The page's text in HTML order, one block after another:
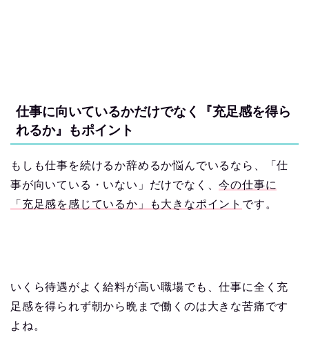
仕事に向いているかだけでなく『充足感を得ら
れるか』もポイント
もしも仕事を続けるか辞めるか悩んでいるなら、「仕
事が向いている・いない」だけでなく、今の仕事に
「充足感を感じているか」も大きなポイント です。
いくら待遇がよく給料が高い職場でも、仕事に全く充
足感を得られず朝から晩まで働くのは大きな苦痛です
よね。